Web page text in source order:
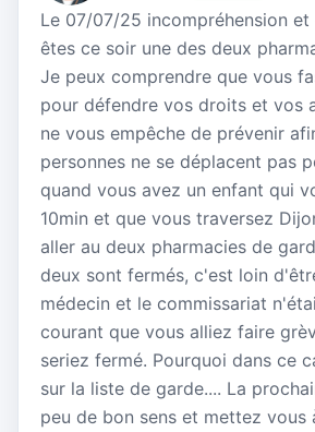
Le 07/07/25 incompréhension et
êtes ce soir une des deux
Je peux comprendre que vous
pour défendre vos droits et vos
ne vous empêche de prévenir
personnes ne se déplacent pas
quand vous avez un enfant qui
10min et que vous traversez
aller au deux pharmacies de
deux sont fermés, c'est loin
médecin et le commissariat
courant que vous alliez faire
seriez fermé. Pourquoi dans ce
sur la liste de garde.... La
peu de bon sens et mettez vous